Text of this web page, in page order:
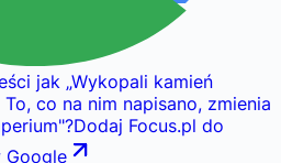
jak „Wykopali kamień
co na nim napisano, zmienia
"?Dodaj Focus.pl do
Google